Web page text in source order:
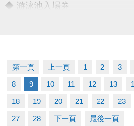
◆ 游泳池入場券
連絡資訊
-洽詢專線：03-2639066 #111
-官
https://www.lzsports.com.tw/
第一頁 上一頁 1 2 3
8 9 10 11 12 13
18 19 20 21 22 23
27 28 下一頁 最後一頁